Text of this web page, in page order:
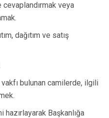
cevaplandırmak veya
dağıtım ve satış
bulunan camilerde, ilgili
hazırlayarak Başkanlığa